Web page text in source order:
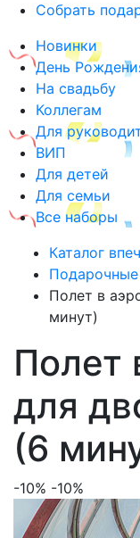
Собрать
Новинки
День
На свадьбу
Коллегам
Для
ВИП
Для детей
Для семьи
Все наборы
Каталог
Полет в
минут)
Полет
для
(6
-10% -10%